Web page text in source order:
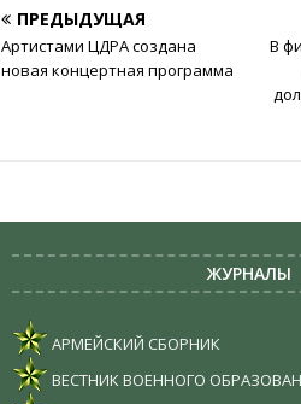
ПРЕДЫДУЩАЯ
Артистами ЦДРА создана
новая концертная программа
В
ЖУРНАЛЫ
АРМЕЙСКИЙ СБОРНИК
ВЕСТНИК ВОЕННОГО